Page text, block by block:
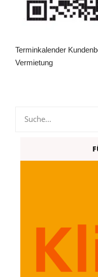
Terminkalender
Vermietung